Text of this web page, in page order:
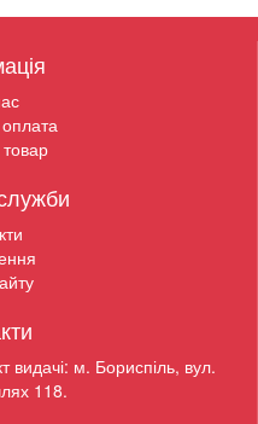
оплата
видачі: м. Бориспіль, вул.
118.